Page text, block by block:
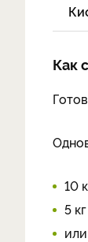
Как
10
5